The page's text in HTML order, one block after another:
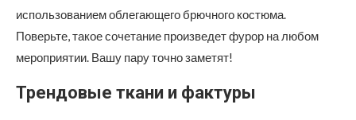
использованием облегающего брючного костюма.
Поверьте, такое сочетание произведет фурор на любом
мероприятии. Вашу пару точно заметят!
Трендовые ткани и фактуры